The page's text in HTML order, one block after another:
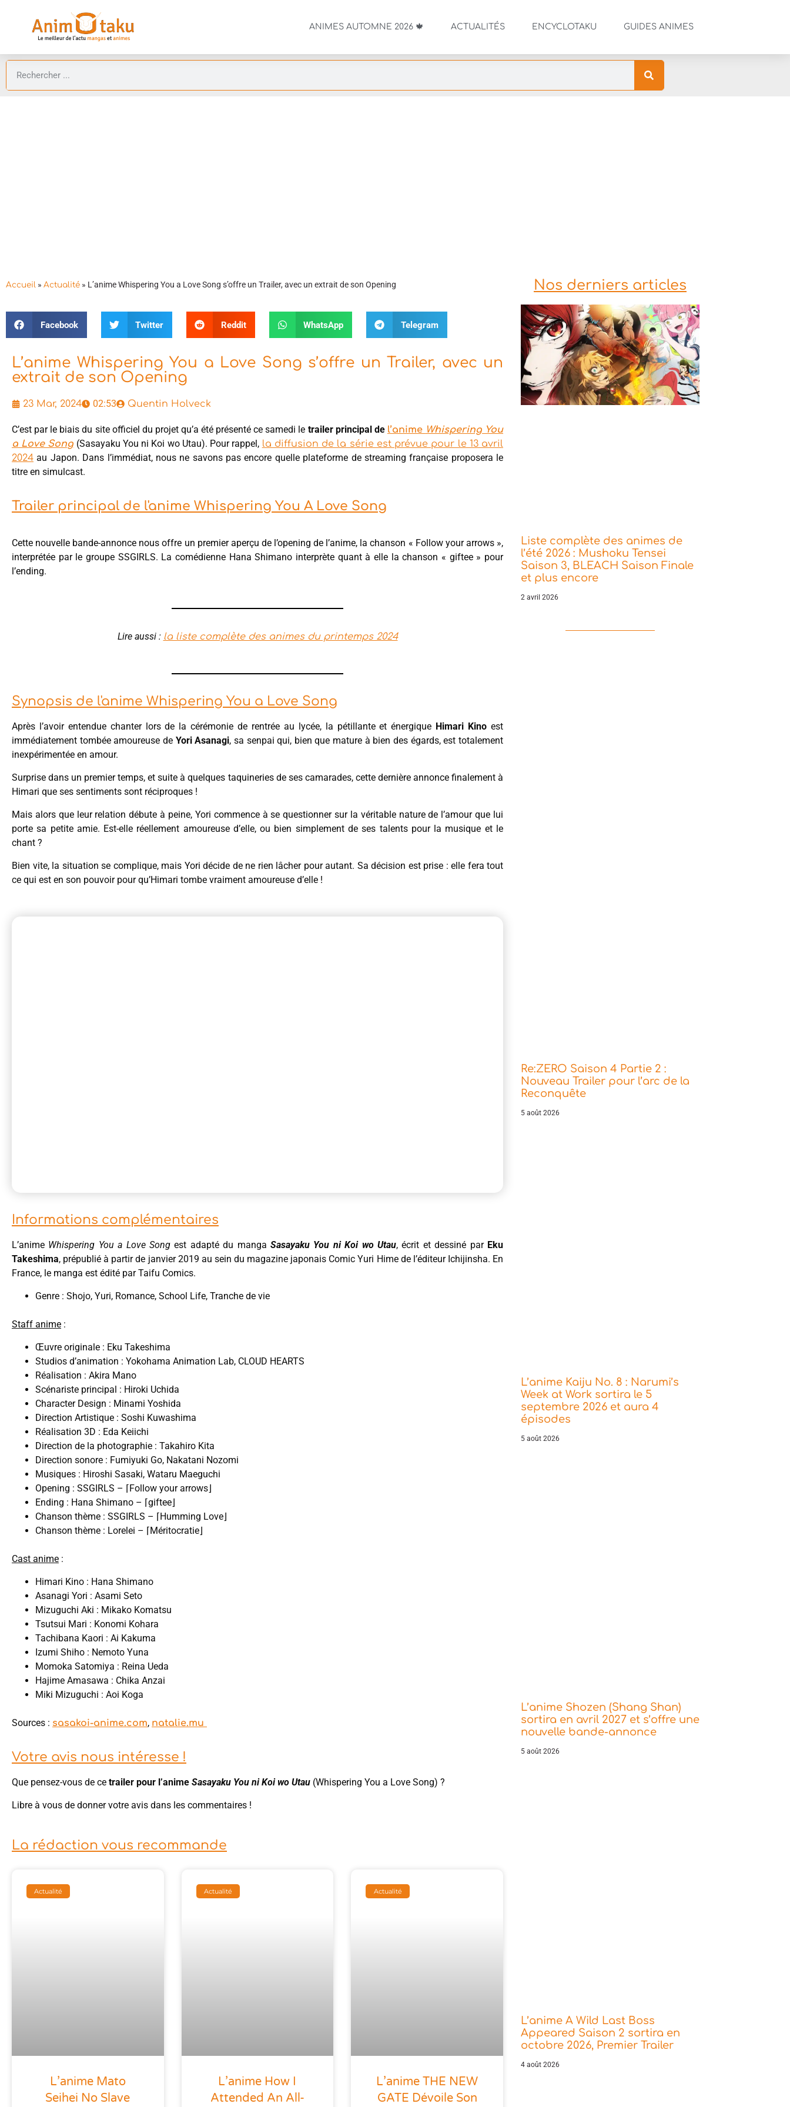
ANIMES AUTOMNE 2026 🍁 ACTUALITÉS ENCYCLOTAKU GUIDES ANIMES
Accueil » Actualité » L’anime Whispering You a Love Song s’offre un Trailer, avec un extrait de son Opening
Facebook Twitter Reddit WhatsApp Telegram
L’anime Whispering You a Love Song s’offre un Trailer, avec un
extrait de son Opening
23 Mar, 2024 02:53 Quentin Holveck
C’est par le biais du site officiel du projet qu’a été présenté ce samedi le trailer principal de l’anime Whispering You
a Love Song (Sasayaku You ni Koi wo Utau). Pour rappel, la diffusion de la série est prévue pour le 13 avril
2024 au Japon. Dans l’immédiat, nous ne savons pas encore quelle plateforme de streaming française proposera le
titre en simulcast.
Trailer principal de l'anime Whispering You A Love Song
Cette nouvelle bande-annonce nous offre un premier aperçu de l’opening de l’anime, la chanson « Follow your arrows »,
interprétée par le groupe SSGIRLS. La comédienne Hana Shimano interprète quant à elle la chanson « giftee » pour
l’ending.
Lire aussi : la liste complète des animes du printemps 2024
Synopsis de l'anime Whispering You a Love Song
Après l’avoir entendue chanter lors de la cérémonie de rentrée au lycée, la pétillante et énergique Himari Kino est
immédiatement tombée amoureuse de Yori Asanagi, sa senpai qui, bien que mature à bien des égards, est totalement
inexpérimentée en amour.
Surprise dans un premier temps, et suite à quelques taquineries de ses camarades, cette dernière annonce finalement à
Himari que ses sentiments sont réciproques !
Mais alors que leur relation débute à peine, Yori commence à se questionner sur la véritable nature de l’amour que lui
porte sa petite amie. Est-elle réellement amoureuse d’elle, ou bien simplement de ses talents pour la musique et le
chant ?
Bien vite, la situation se complique, mais Yori décide de ne rien lâcher pour autant. Sa décision est prise : elle fera tout
ce qui est en son pouvoir pour qu’Himari tombe vraiment amoureuse d’elle !
Informations complémentaires
L’anime Whispering You a Love Song est adapté du mangaSasayaku You ni Koi wo Utau, écrit et dessiné par Eku
Takeshima, prépublié à partir de janvier 2019 au sein du magazine japonais Comic Yuri Hime de l’éditeur Ichijinsha. En
France, le manga est édité par Taifu Comics.
Genre : Shojo, Yuri, Romance, School Life, Tranche de vie
Staff anime :
Œuvre originale : Eku Takeshima
Studios d’animation : Yokohama Animation Lab, CLOUD HEARTS
Réalisation : Akira Mano
Scénariste principal : Hiroki Uchida
Character Design : Minami Yoshida
Direction Artistique : Soshi Kuwashima
Réalisation 3D : Eda Keiichi
Direction de la photographie : Takahiro Kita
Direction sonore : Fumiyuki Go, Nakatani Nozomi
Musiques : Hiroshi Sasaki, Wataru Maeguchi
Opening : SSGIRLS – ⌈Follow your arrows⌋
Ending : Hana Shimano – ⌈giftee⌋
Chanson thème : SSGIRLS – ⌈Humming Love⌋
Chanson thème : Lorelei – ⌈Méritocratie⌋
Cast anime :
Himari Kino : Hana Shimano
Asanagi Yori : Asami Seto
Mizuguchi Aki : Mikako Komatsu
Tsutsui Mari : Konomi Kohara
Tachibana Kaori : Ai Kakuma
Izumi Shiho : Nemoto Yuna
Momoka Satomiya : Reina Ueda
Hajime Amasawa : Chika Anzai
Miki Mizuguchi : Aoi Koga
Sources : sasakoi-anime.com, natalie.mu
Votre avis nous intéresse !
Que pensez-vous de ce trailer pour l’anime Sasayaku You ni Koi wo Utau (Whispering You a Love Song) ?
Libre à vous de donner votre avis dans les commentaires !
La rédaction vous recommande
Actualité
L’anime Mato
Seihei No Slave
Actualité
L’anime How I
Attended An All-
Actualité
L’anime THE NEW
GATE Dévoile Son
Nos derniers articles
Liste complète des animes de
l’été 2026 : Mushoku Tensei
Saison 3, BLEACH Saison Finale
et plus encore
2 avril 2026
Re:ZERO Saison 4 Partie 2 :
Nouveau Trailer pour l’arc de la
Reconquête
5 août 2026
L’anime Kaiju No. 8 : Narumi’s
Week at Work sortira le 5
septembre 2026 et aura 4
épisodes
5 août 2026
L’anime Shozen (Shang Shan)
sortira en avril 2027 et s’offre une
nouvelle bande-annonce
5 août 2026
L’anime A Wild Last Boss
Appeared Saison 2 sortira en
octobre 2026, Premier Trailer
4 août 2026